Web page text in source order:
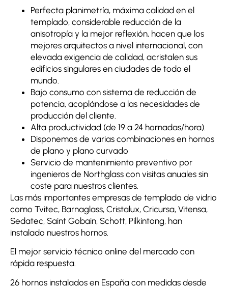
Perfecta planimetría, máxima calidad en el
templado, considerable reducción de la
anisotropía y la mejor reflexión, hacen que los
mejores arquitectos a nivel internacional, con
elevada exigencia de calidad, acristalen sus
edificios singulares en ciudades de todo el
mundo.
Bajo consumo con sistema de reducción de
potencia, acoplándose a las necesidades de
producción del cliente.
Alta productividad (de 19 a 24 hornadas/hora).
Disponemos de varias combinaciones en hornos
de plano y plano curvado
Servicio de mantenimiento preventivo por
ingenieros de Northglass con visitas anuales sin
coste para nuestros clientes.
Las más importantes empresas de templado de vidrio
como Tvitec, Barnaglass, Cristalux, Cricursa, Vitensa,
Sedatec, Saint Gobain, Schott, Pilkintong, han
instalado nuestros hornos.
El mejor servicio técnico online del mercado con
rápida respuesta.
26 hornos instalados en España con medidas desde